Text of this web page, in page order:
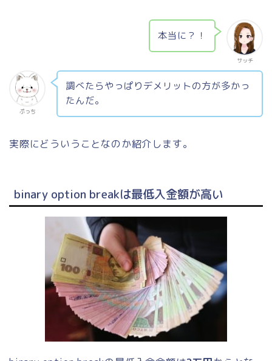
サッチ
本当に？！
ぷっち
調べたらやっぱりデメリットの方が多かっ
たんだ。
実際にどういうことなのか紹介します。
binary option breakは最低入金額が高い